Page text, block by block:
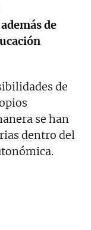
de
de
se han
dentro del